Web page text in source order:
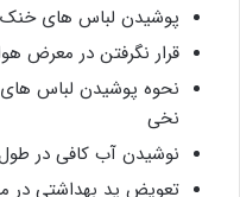
پوشیدن لباس های خنک
قرار نگرفتن در معرض
نحوه پوشیدن لباس های
نخی
نوشیدن آب کافی در
تعویض پد بهداشتی در